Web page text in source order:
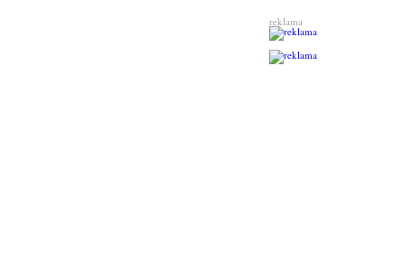
reklama